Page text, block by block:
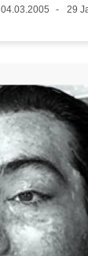
04.03.2005
29